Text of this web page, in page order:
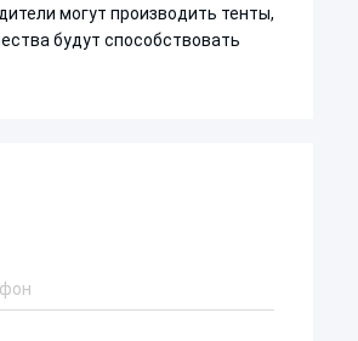
могут производить тенты,
будут способствовать